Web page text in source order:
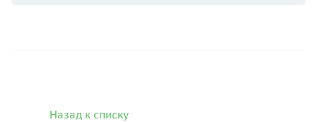
Назад к списку